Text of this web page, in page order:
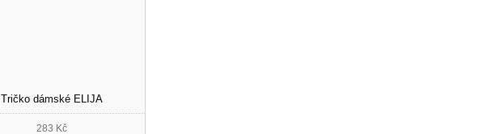
Tričko dámské ELIJA
283 Kč